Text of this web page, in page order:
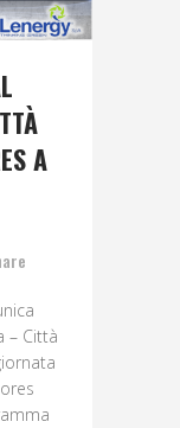
A
– Città